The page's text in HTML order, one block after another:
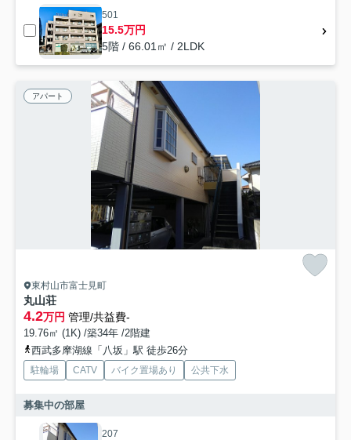
501
15.5万円
5階 / 66.01㎡ / 2LDK
アパート
東村山市富士見町
丸山荘
4.2万円 管理/共益費-
19.76㎡ (1K) /築34年 /2階建
西武多摩湖線「八坂」駅 徒歩26分
駐輪場 CATV バイク置場あり 公共下水
募集中の部屋
207